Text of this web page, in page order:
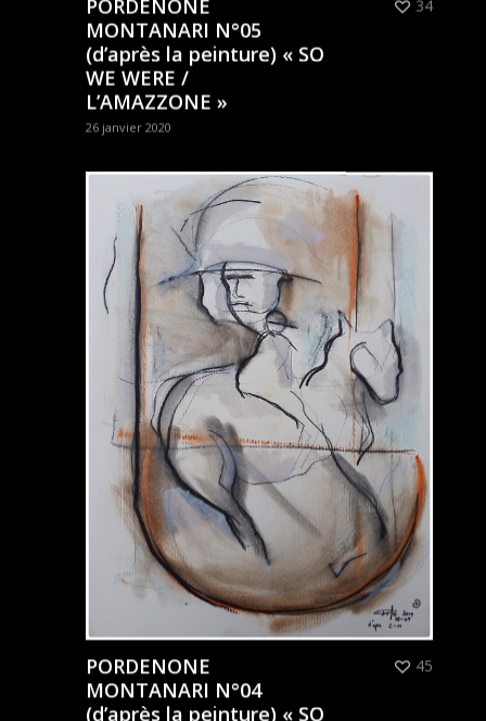
PORDENONE
MONTANARI N°05
(d’après la peinture) « SO
WE WERE /
L’AMAZZONE »
26 janvier 2020
34
PORDENONE
MONTANARI N°04
(d’après la peinture) « SO
45